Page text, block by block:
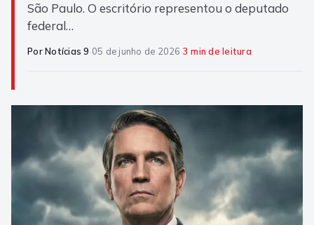
São Paulo. O escritório representou o deputado
federal…
Por Notícias 9·05 de junho de 2026·3 min de leitura